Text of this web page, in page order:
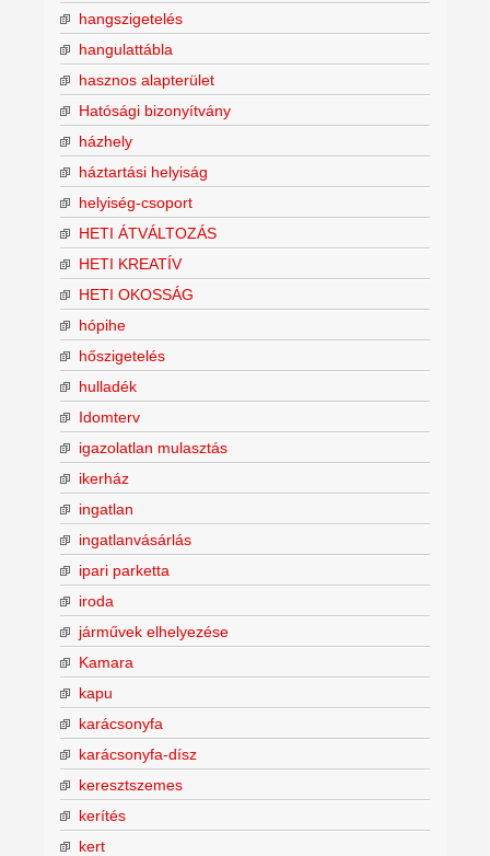
hangszigetelés
hangulattábla
hasznos alapterület
Hatósági bizonyítvány
házhely
háztartási helyiság
helyiség-csoport
HETI ÁTVÁLTOZÁS
HETI KREATÍV
HETI OKOSSÁG
hópihe
hőszigetelés
hulladék
Idomterv
igazolatlan mulasztás
ikerház
ingatlan
ingatlanvásárlás
ipari parketta
iroda
járművek elhelyezése
Kamara
kapu
karácsonyfa
karácsonyfa-dísz
keresztszemes
kerítés
kert